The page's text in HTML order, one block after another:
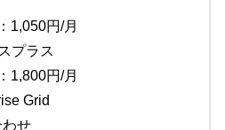
1,050円/月
プラス
1,800円/月
Grid
せ